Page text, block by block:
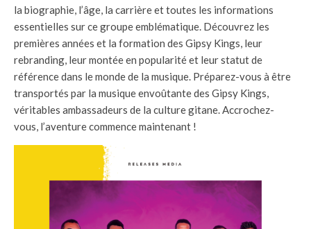
la biographie, l’âge, la carrière et toutes les informations
essentielles sur ce groupe emblématique. Découvrez les
premières années et la formation des Gipsy Kings, leur
rebranding, leur montée en popularité et leur statut de
référence dans le monde de la musique. Préparez-vous à être
transportés par la musique envoûtante des Gipsy Kings,
véritables ambassadeurs de la culture gitane. Accrochez-
vous, l’aventure commence maintenant !